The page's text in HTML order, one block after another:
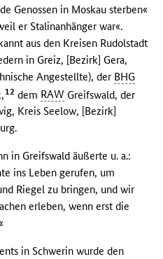
Genossen in Moskau sterben«
er Stalinanhänger war«.
aus den Kreisen Rudolstadt
in Greiz, [Bezirk] Gera,
Angestellte), der BHG
12 dem RAW Greifswald, der
Kreis Seelow, [Bezirk]
in Greifswald äußerte u. a.:
ins Leben gerufen, um
Riegel zu bringen, und wir
erleben, wenn erst die
in Schwerin wurde den